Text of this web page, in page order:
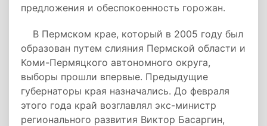
предложения и обеспокоенность горожан.
В Пермском крае, который в 2005 году был
образован путем слияния Пермской области и
Коми-Пермяцкого автономного округа,
выборы прошли впервые. Предыдущие
губернаторы края назначались. До февраля
этого года край возглавлял экс-министр
регионального развития Виктор Басаргин,